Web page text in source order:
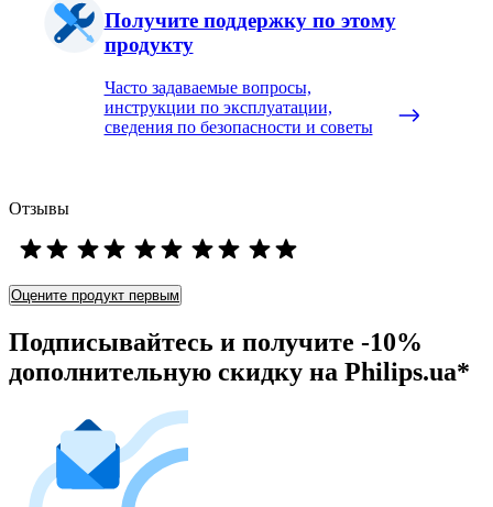
Получите поддержку по этому
продукту
Часто задаваемые вопросы,
инструкции по эксплуатации,
сведения по безопасности и советы
Отзывы
Оцените продукт первым
Подписывайтесь и получите -10%
дополнительную скидку на Philips.ua*